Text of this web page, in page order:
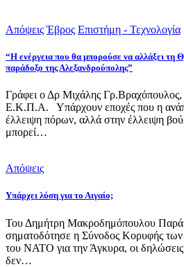
Απόψεις Έβρος Επιστήμη - Τεχνολογία
“Η ενέργεια που θα μπορούσε να αλλάξει τη
παράδοξο της Αλεξανδρούπολης”
Γράφει ο Δρ Μιχάλης
Ε.Κ.Π.Α. Υπάρχουν εποχές που η
έλλειψη πόρων, αλλά στην έλλειψη
μπορεί…
Απόψεις
Υπάρχει λύση για το Αιγαίο;
Του Δημήτρη Μακροδημόπουλου Παρά
σηματοδότησε η Σύνοδος Κορυφής
του ΝΑΤΟ για την Άγκυρα, οι
δεν…